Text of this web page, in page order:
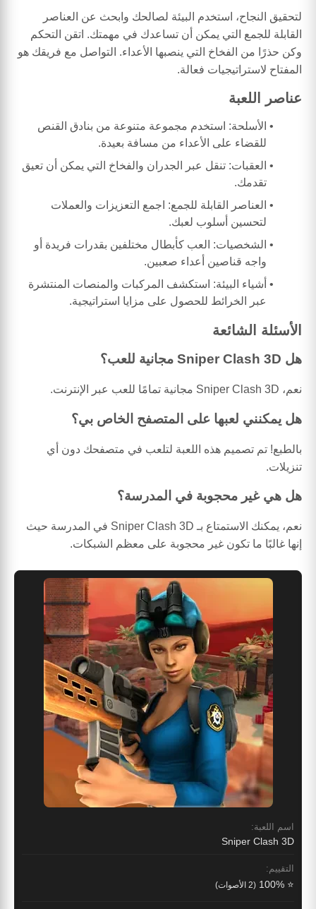
لتحقيق النجاح، استخدم البيئة لصالحك وابحث عن العناصر
القابلة للجمع التي يمكن أن تساعدك في مهمتك. اتقن التحكم
وكن حذرًا من الفخاخ التي ينصبها الأعداء. التواصل مع فريقك هو
المفتاح لاستراتيجيات فعالة.
عناصر اللعبة
الأسلحة: استخدم مجموعة متنوعة من بنادق القنص
للقضاء على الأعداء من مسافة بعيدة.
العقبات: تنقل عبر الجدران والفخاخ التي يمكن أن تعيق
تقدمك.
العناصر القابلة للجمع: اجمع التعزيزات والعملات
لتحسين أسلوب لعبك.
الشخصيات: العب كأبطال مختلفين بقدرات فريدة أو
واجه قناصين أعداء صعبين.
أشياء البيئة: استكشف المركبات والمنصات المنتشرة
عبر الخرائط للحصول على مزايا استراتيجية.
الأسئلة الشائعة
هل Sniper Clash 3D مجانية للعب؟
نعم، Sniper Clash 3D مجانية تمامًا للعب عبر الإنترنت.
هل يمكنني لعبها على المتصفح الخاص بي؟
بالطبع! تم تصميم هذه اللعبة لتلعب في متصفحك دون أي
تنزيلات.
هل هي غير محجوبة في المدرسة؟
نعم، يمكنك الاستمتاع بـ Sniper Clash 3D في المدرسة حيث
إنها غالبًا ما تكون غير محجوبة على معظم الشبكات.
اسم اللعبة:
Sniper Clash 3D
التقييم:
⭐ 100% (2 الأصوات)